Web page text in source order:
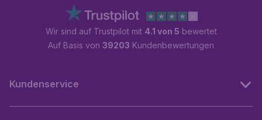
Wir sind auf Trustpilot mit 4.1 von 5 bewertet
Auf Basis von 39203 Kundenbewertungen
Kundenservice